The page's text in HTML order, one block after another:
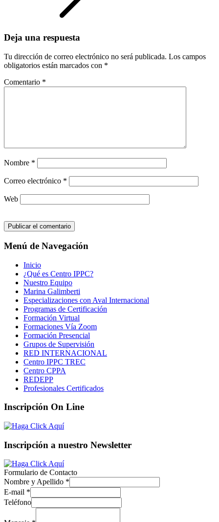
Deja una respuesta
Tu dirección de correo electrónico no será publicada. Los campos
obligatorios están marcados con *
Comentario *
Nombre *
Correo electrónico *
Web
Menú de Navegación
Inicio
¿Qué es Centro IPPC?
Nuestro Equipo
Marina Galimberti
Especializaciones con Aval Internacional
Programas de Certificación
Formación Virtual
Formaciones Vía Zoom
Formación Presencial
Grupos de Supervisión
RED INTERNACIONAL
Centro IPPC TREC
Centro CPPA
REDEPP
Profesionales Certificados
Inscripción On Line
Inscripción a nuestro Newsletter
Formulario de Contacto
Nombre y Apellido *
E-mail *
Teléfono